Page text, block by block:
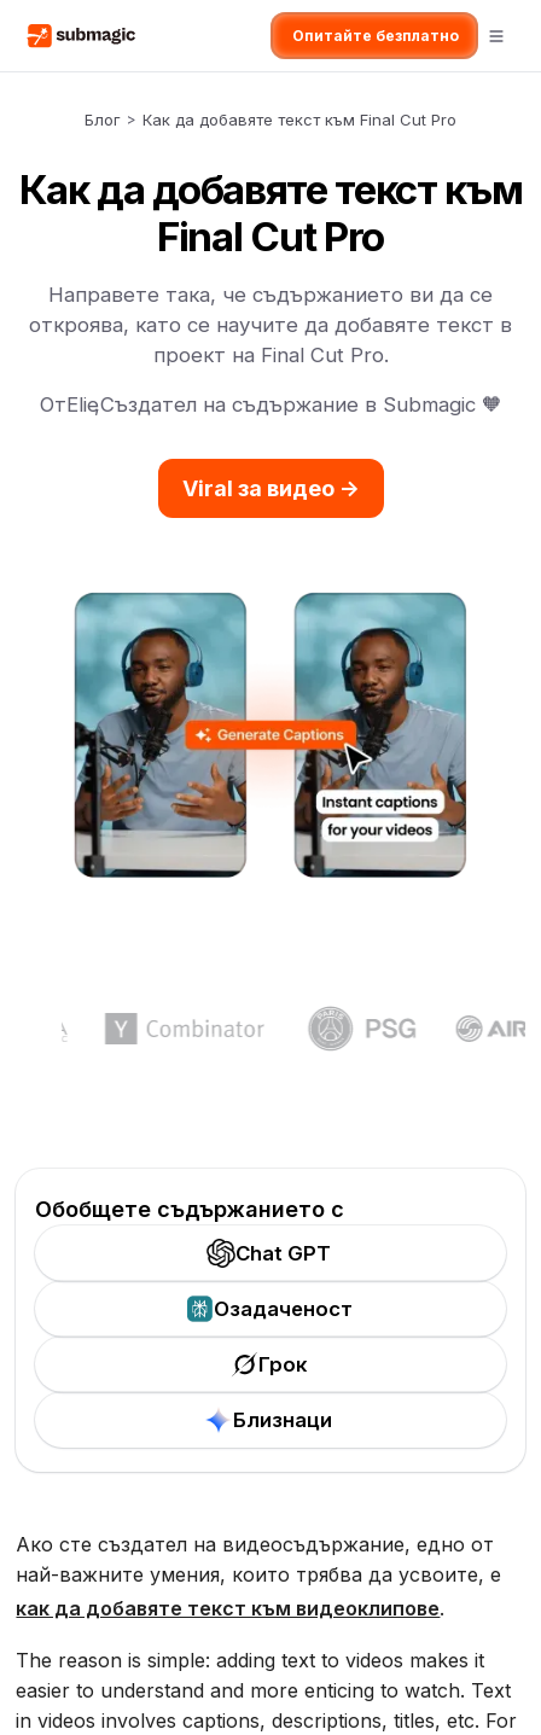
Опитайте безплатно
Блог > Как да добавяте текст към Final Cut Pro
Как да добавяте текст към
Final Cut Pro
Направете така, че съдържанието ви да се
откроява, като се научите да добавяте текст в
проект на Final Cut Pro.
ОтElie,Създател на съдържание в Submagic 🧡
Viral за видео ->
Обобщете съдържанието с
Chat GPT
Озадаченост
Грок
Близнаци
Ако сте създател на видеосъдържание, едно от
най-важните умения, които трябва да усвоите, е
как да добавяте текст към видеоклипове.
The reason is simple: adding text to videos makes it
easier to understand and more enticing to watch. Text
in videos involves captions, descriptions, titles, etc. For